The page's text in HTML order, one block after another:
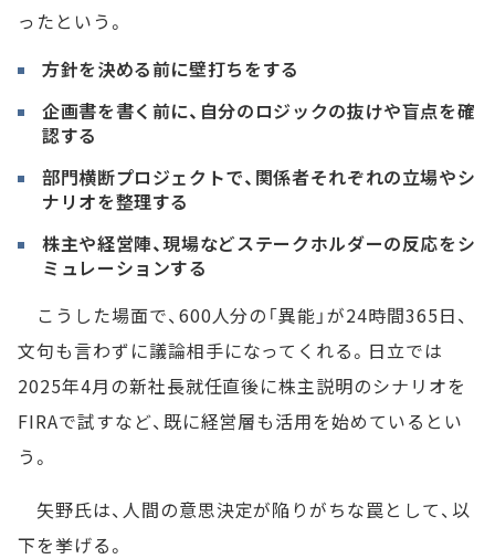
ったという。
方針を決める前に壁打ちをする
企画書を書く前に、自分のロジックの抜けや盲点を確
認する
部門横断プロジェクトで、関係者それぞれの立場やシ
ナリオを整理する
株主や経営陣、現場などステークホルダーの反応をシ
ミュレーションする
こうした場面で、600人分の「異能」が24時間365日、
文句も言わずに議論相手になってくれる。日立では
2025年4月の新社長就任直後に株主説明のシナリオを
FIRAで試すなど、既に経営層も活用を始めているとい
う。
矢野氏は、人間の意思決定が陥りがちな罠として、以
下を挙げる。